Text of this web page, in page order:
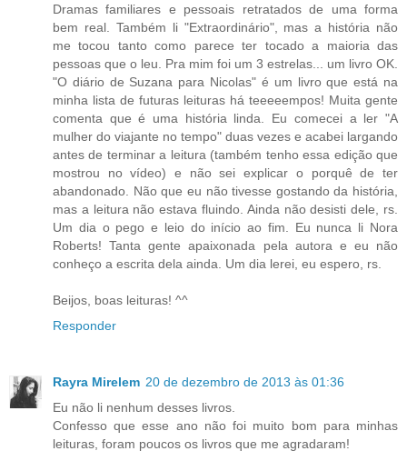
Dramas familiares e pessoais retratados de uma forma
bem real. Também li "Extraordinário", mas a história não
me tocou tanto como parece ter tocado a maioria das
pessoas que o leu. Pra mim foi um 3 estrelas... um livro OK.
"O diário de Suzana para Nicolas" é um livro que está na
minha lista de futuras leituras há teeeeempos! Muita gente
comenta que é uma história linda. Eu comecei a ler "A
mulher do viajante no tempo" duas vezes e acabei largando
antes de terminar a leitura (também tenho essa edição que
mostrou no vídeo) e não sei explicar o porquê de ter
abandonado. Não que eu não tivesse gostando da história,
mas a leitura não estava fluindo. Ainda não desisti dele, rs.
Um dia o pego e leio do início ao fim. Eu nunca li Nora
Roberts! Tanta gente apaixonada pela autora e eu não
conheço a escrita dela ainda. Um dia lerei, eu espero, rs.
Beijos, boas leituras! ^^
Responder
Rayra Mirelem 20 de dezembro de 2013 às 01:36
Eu não li nenhum desses livros.
Confesso que esse ano não foi muito bom para minhas
leituras, foram poucos os livros que me agradaram!